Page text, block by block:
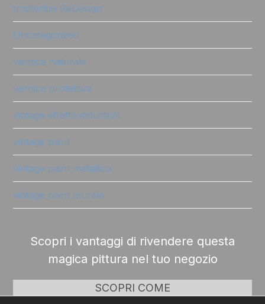
trasferibili ReDesign
Uncategorized
vernice naturale
vernice protettiva
vintage effetto industrial
vintage paint
vintage paint metallica
vintage paint murale
Scopri i vantaggi di rivendere questa
magica pittura nel tuo negozio
SCOPRI COME